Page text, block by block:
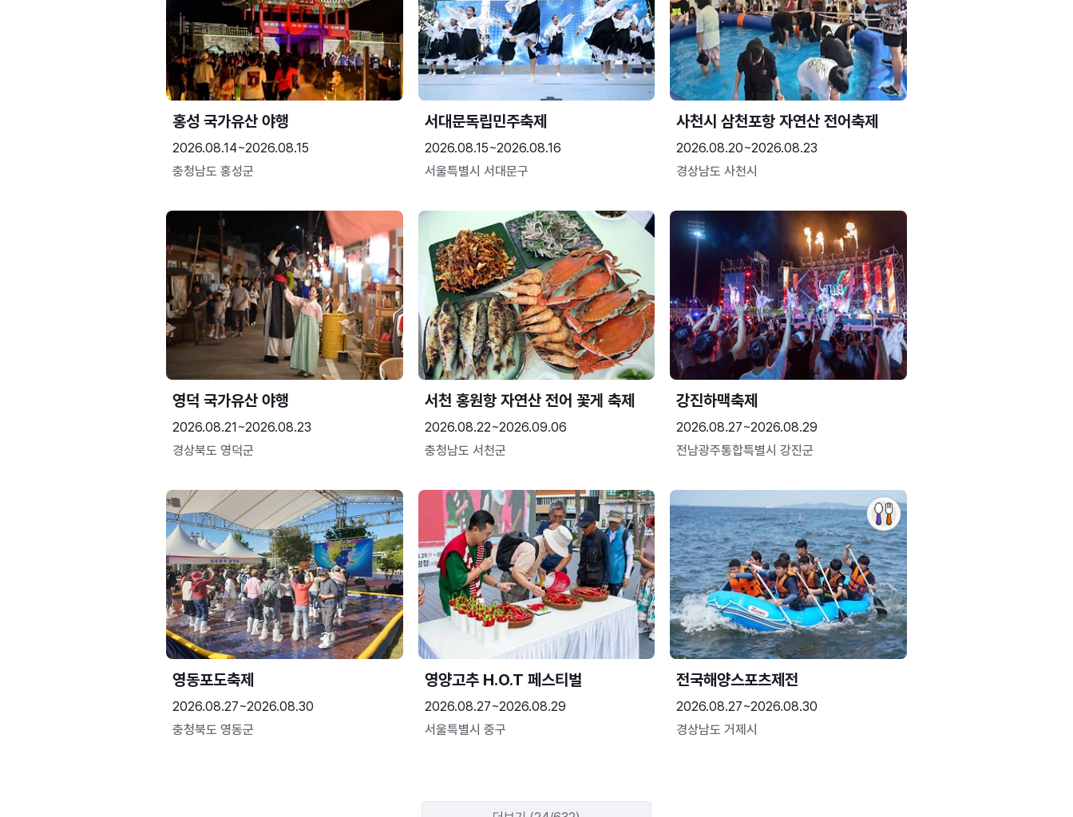
홍성 국가유산 야행
2026.08.14~2026.08.15
충청남도 홍성군
서대문독립민주축제
2026.08.15~2026.08.16
서울특별시 서대문구
사천시 삼천포항 자연산 전어축제
2026.08.20~2026.08.23
경상남도 사천시
영덕 국가유산 야행
2026.08.21~2026.08.23
경상북도 영덕군
서천 홍원항 자연산 전어 꽃게 축제
2026.08.22~2026.09.06
충청남도 서천군
강진하맥축제
2026.08.27~2026.08.29
전남광주통합특별시 강진군
영동포도축제
2026.08.27~2026.08.30
충청북도 영동군
영양고추 H.O.T 페스티벌
2026.08.27~2026.08.29
서울특별시 중구
전국해양스포츠제전
2026.08.27~2026.08.30
경상남도 거제시